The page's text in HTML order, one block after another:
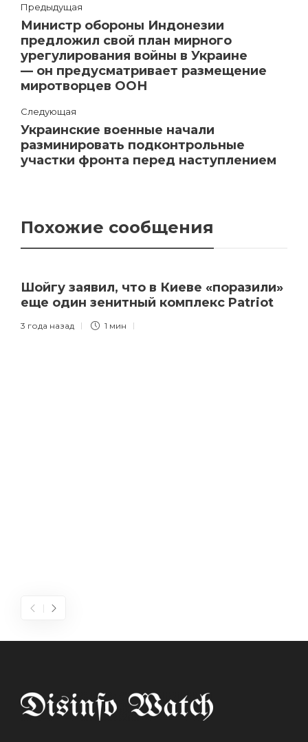
Предыдущая
Министр обороны Индонезии
предложил свой план мирного
урегулирования войны в Украине
— он предусматривает размещение
миротворцев ООН
Следующая
Украинские военные начали
разминировать подконтрольные
участки фронта перед наступлением
Похожие сообщения
Шойгу заявил, что в Киеве «поразили»
еще один зенитный комплекс Patriot
3 года назад 1 мин